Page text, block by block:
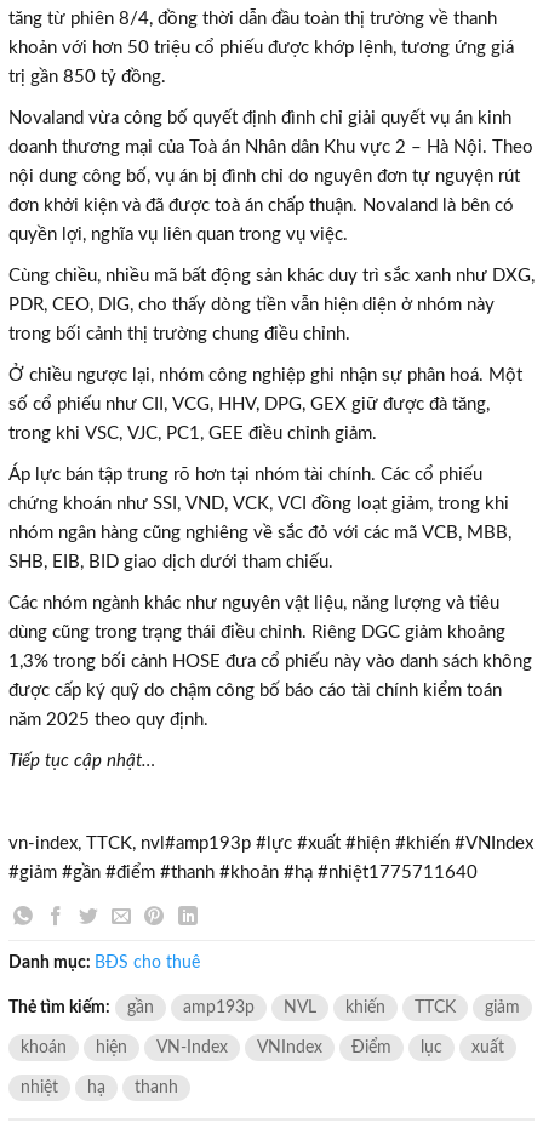
×
tăng từ phiên 8/4, đồng thời dẫn đầu toàn thị trường về thanh
khoản với hơn 50 triệu cổ phiếu được khớp lệnh, tương ứng giá
trị gần 850 tỷ đồng.
Novaland vừa công bố quyết định đình chỉ giải quyết vụ án kinh
doanh thương mại của Toà án Nhân dân Khu vực 2 – Hà Nội. Theo
nội dung công bố, vụ án bị đình chỉ do nguyên đơn tự nguyện rút
đơn khởi kiện và đã được toà án chấp thuận. Novaland là bên có
quyền lợi, nghĩa vụ liên quan trong vụ việc.
Cùng chiều, nhiều mã bất động sản khác duy trì sắc xanh như DXG,
PDR, CEO, DIG, cho thấy dòng tiền vẫn hiện diện ở nhóm này
trong bối cảnh thị trường chung điều chỉnh.
Ở chiều ngược lại, nhóm công nghiệp ghi nhận sự phân hoá. Một
số cổ phiếu như CII, VCG, HHV, DPG, GEX giữ được đà tăng,
trong khi VSC, VJC, PC1, GEE điều chỉnh giảm.
Áp lực bán tập trung rõ hơn tại nhóm tài chính. Các cổ phiếu
chứng khoán như SSI, VND, VCK, VCI đồng loạt giảm, trong khi
nhóm ngân hàng cũng nghiêng về sắc đỏ với các mã VCB, MBB,
SHB, EIB, BID giao dịch dưới tham chiếu.
Các nhóm ngành khác như nguyên vật liệu, năng lượng và tiêu
dùng cũng trong trạng thái điều chỉnh. Riêng DGC giảm khoảng
1,3% trong bối cảnh HOSE đưa cổ phiếu này vào danh sách không
được cấp ký quỹ do chậm công bố báo cáo tài chính kiểm toán
năm 2025 theo quy định.
Tiếp tục cập nhật…
vn-index, TTCK, nvl#amp193p #lực #xuất #hiện #khiến #VNIndex
#giảm #gần #điểm #thanh #khoản #hạ #nhiệt1775711640
Danh mục: BĐS cho thuê
Thẻ tìm kiếm: gần amp193p NVL khiến TTCK giảm
khoán hiện VN-Index VNIndex Điểm lục xuất
nhiệt hạ thanh